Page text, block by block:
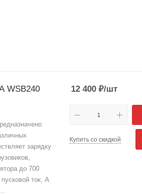
WSB240
зарядку
до 700
12 400 ₽/шт
Купить со скидкой